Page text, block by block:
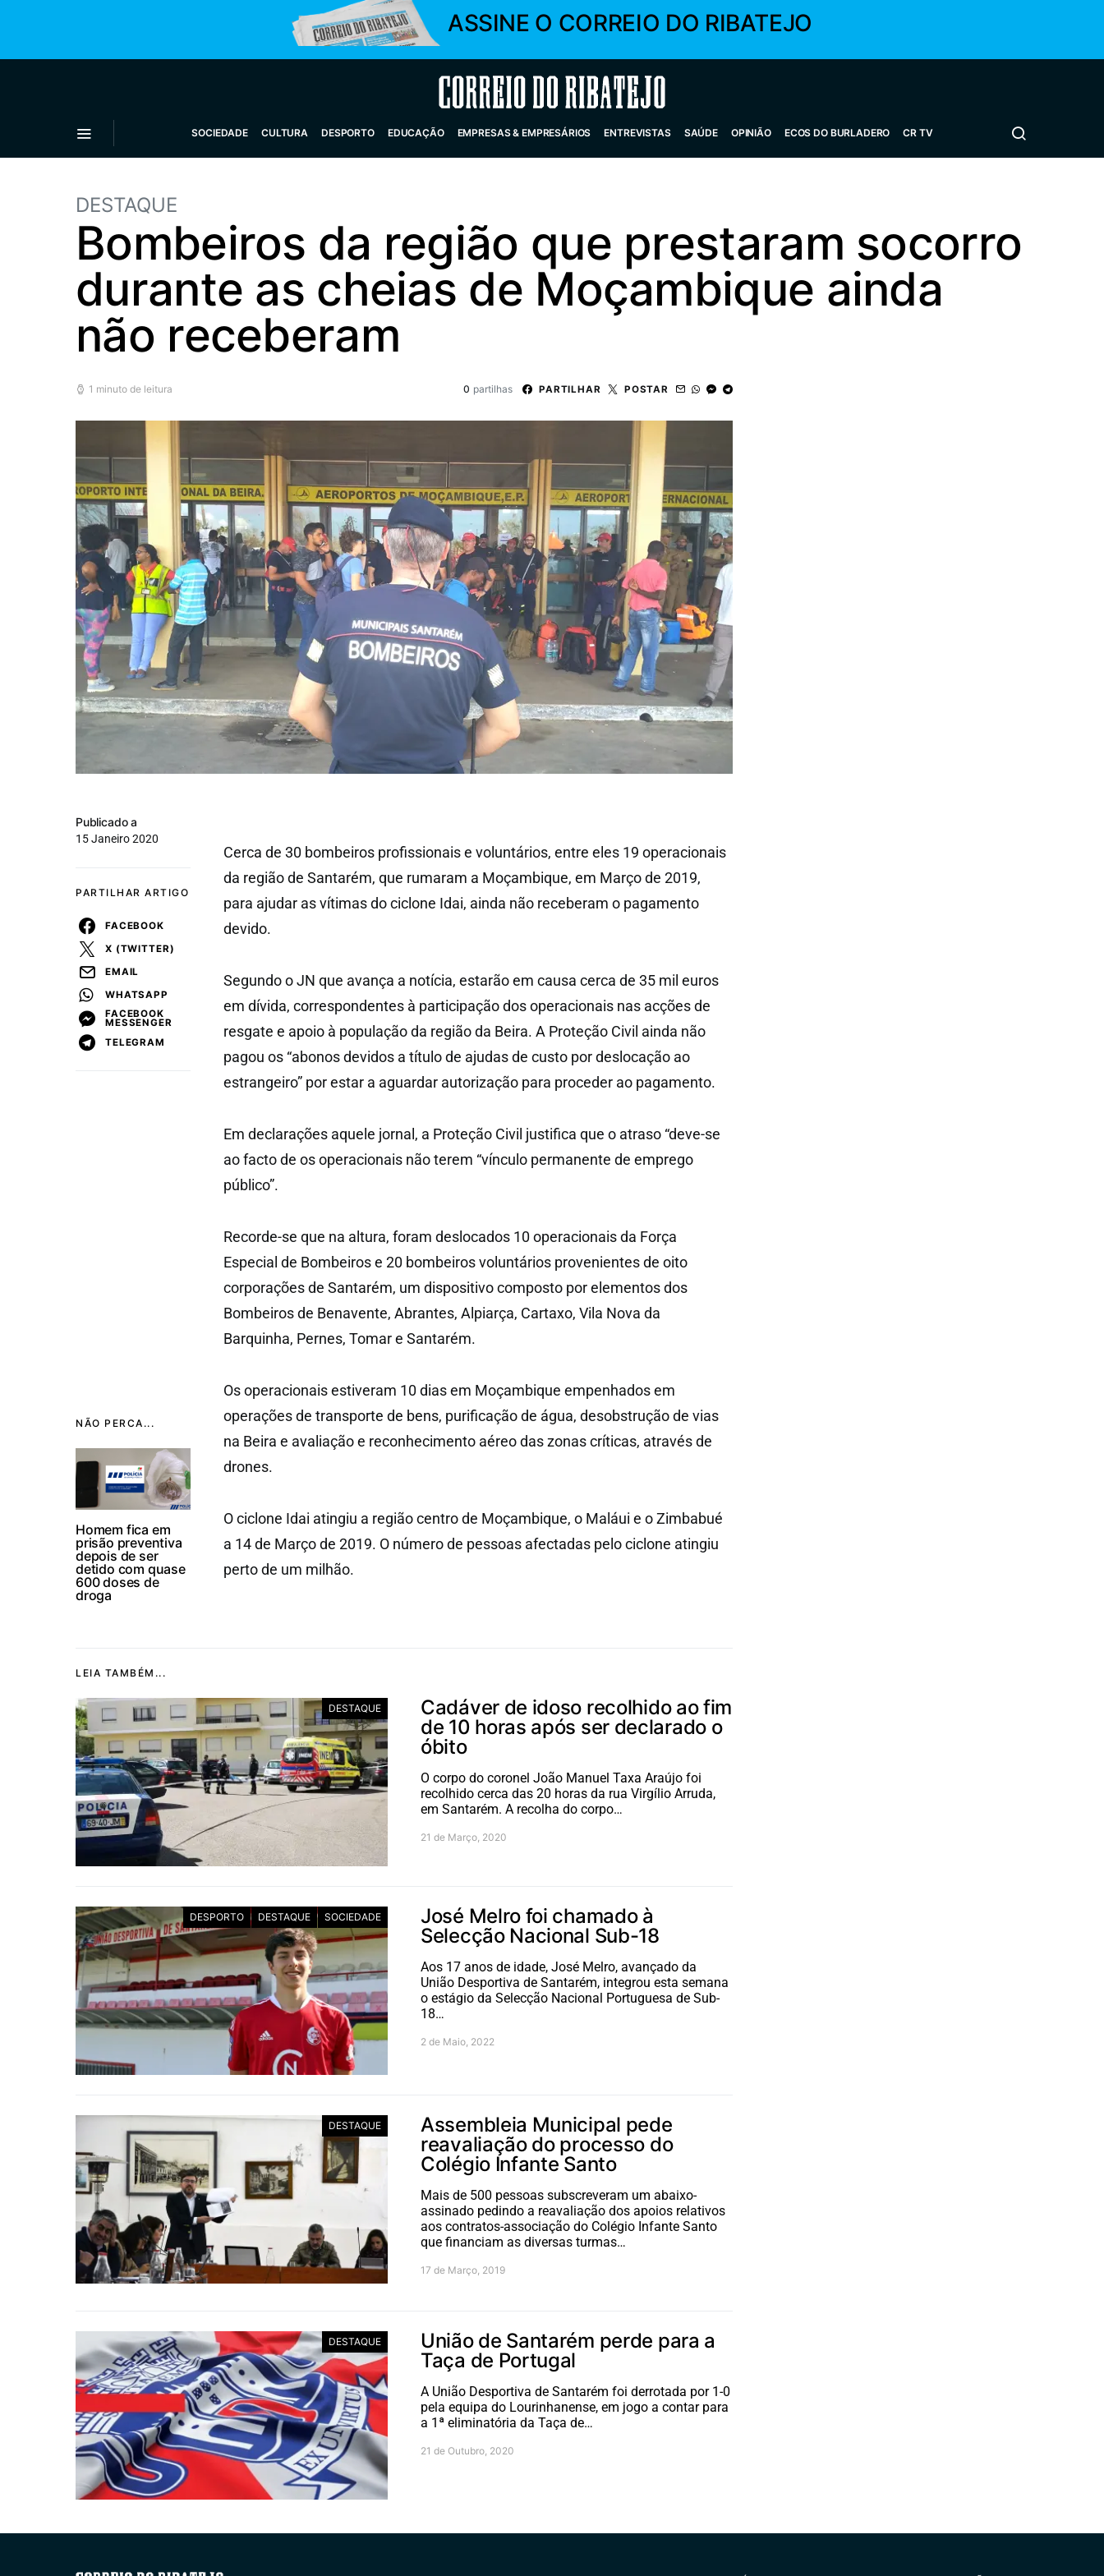
ASSINE O CORREIO DO RIBATEJO
Correio do Ribatejo
SOCIEDADE CULTURA DESPORTO EDUCAÇÃO EMPRESAS & EMPRESÁRIOS ENTREVISTAS SAÚDE OPINIÃO ECOS DO BURLADERO CR TV
DESTAQUE
Bombeiros da região que prestaram socorro
durante as cheias de Moçambique ainda
não receberam
1 minuto de leitura 0 partilhas PARTILHAR POSTAR
NÃO PERCA...
Homem fica em
prisão preventiva
depois de ser
detido com quase
600 doses de
droga
Publicado a
15 Janeiro 2020
PARTILHAR ARTIGO
FACEBOOK
X (TWITTER)
EMAIL
WHATSAPP
FACEBOOK
MESSENGER
TELEGRAM
Cerca de 30 bombeiros profissionais e voluntários, entre eles 19 operacionais
da região de Santarém, que rumaram a Moçambique, em Março de 2019,
para ajudar as vítimas do ciclone Idai, ainda não receberam o pagamento
devido.
Segundo o JN que avança a notícia, estarão em causa cerca de 35 mil euros
em dívida, correspondentes à participação dos operacionais nas acções de
resgate e apoio à população da região da Beira. A Proteção Civil ainda não
pagou os “abonos devidos a título de ajudas de custo por deslocação ao
estrangeiro” por estar a aguardar autorização para proceder ao pagamento.
Em declarações aquele jornal, a Proteção Civil justifica que o atraso “deve-se
ao facto de os operacionais não terem “vínculo permanente de emprego
público”.
Recorde-se que na altura, foram deslocados 10 operacionais da Força
Especial de Bombeiros e 20 bombeiros voluntários provenientes de oito
corporações de Santarém, um dispositivo composto por elementos dos
Bombeiros de Benavente, Abrantes, Alpiarça, Cartaxo, Vila Nova da
Barquinha, Pernes, Tomar e Santarém.
Os operacionais estiveram 10 dias em Moçambique empenhados em
operações de transporte de bens, purificação de água, desobstrução de vias
na Beira e avaliação e reconhecimento aéreo das zonas críticas, através de
drones.
O ciclone Idai atingiu a região centro de Moçambique, o Maláui e o Zimbabué
a 14 de Março de 2019. O número de pessoas afectadas pelo ciclone atingiu
perto de um milhão.
LEIA TAMBÉM...
DESTAQUE
Cadáver de idoso recolhido ao fim
de 10 horas após ser declarado o
óbito
O corpo do coronel João Manuel Taxa Araújo foi
recolhido cerca das 20 horas da rua Virgílio Arruda,
em Santarém. A recolha do corpo…
21 de Março, 2020
DESPORTO DESTAQUE SOCIEDADE
José Melro foi chamado à
Selecção Nacional Sub-18
Aos 17 anos de idade, José Melro, avançado da
União Desportiva de Santarém, integrou esta semana
o estágio da Selecção Nacional Portuguesa de Sub-
18…
2 de Maio, 2022
DESTAQUE
Assembleia Municipal pede
reavaliação do processo do
Colégio Infante Santo
Mais de 500 pessoas subscreveram um abaixo-
assinado pedindo a reavaliação dos apoios relativos
aos contratos-associação do Colégio Infante Santo
que financiam as diversas turmas…
17 de Março, 2019
DESTAQUE
União de Santarém perde para a
Taça de Portugal
A União Desportiva de Santarém foi derrotada por 1-0
pela equipa do Lourinhanense, em jogo a contar para
a 1ª eliminatória da Taça de…
21 de Outubro, 2020